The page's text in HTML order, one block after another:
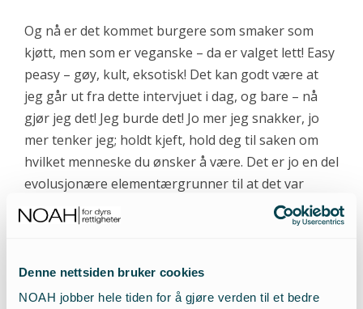
Denne nettsiden bruker cookies
NOAH jobber hele tiden for å gjøre verden til et bedre
Og nå er det kommet burgere som smaker som
kjøtt, men som er veganske – da er valget lett! Easy
peasy – gøy, kult, eksotisk! Det kan godt være at
jeg går ut fra dette intervjuet i dag, og bare – nå
gjør jeg det! Jeg burde det! Jo mer jeg snakker, jo
mer tenker jeg; holdt kjeft, hold deg til saken om
hvilket menneske du ønsker å være. Det er jo en del
evolusjonære elementærgrunner til at det var
viktig å spise kjøtt, men nå har vi tilgang på så mye
annet. Og dess mer vi tar i bruk av disse tilbudene,
– Et samfunn uten slakterier og pelsfarmer hadde vært